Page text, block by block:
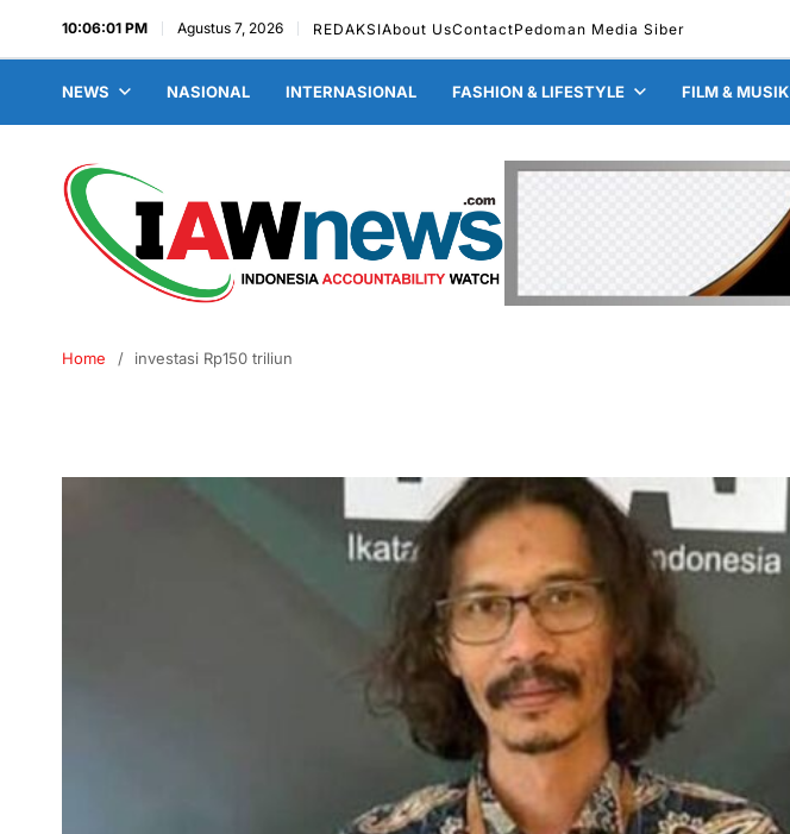
10:06:02 PM Agustus 7, 2026 REDAKSIAbout UsContactPedoman Media Siber
NEWS NASIONAL INTERNASIONAL FASHION & LIFESTYLE FILM & MUSIK
Home investasi Rp150 triliun